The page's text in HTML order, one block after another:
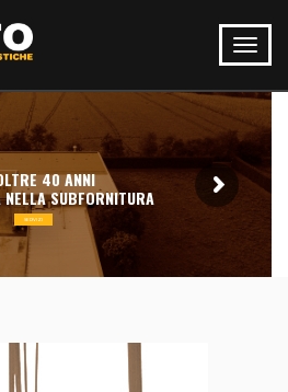
40 ANNI
SERVIZI
SUBFORNITURA